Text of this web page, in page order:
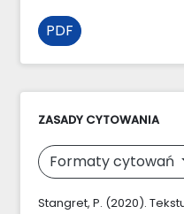
PDF
ZASADY CYTOWANIA
Formaty cytowań
Stangret, P. (2020).